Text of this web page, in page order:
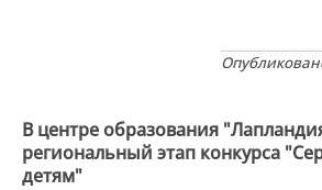
В центре образования
региональный этап конкурса
детям"